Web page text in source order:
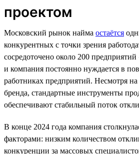
проектом
Московский рынок найма остаётся
конкурентных с точки зрения
сосредоточено около 200
и компания постоянно нуждается в
работниках предприятий. Несмотря
бренда, стандартные инструменты
обеспечивают стабильный поток
В конце 2024 года компания
факторами: низким количеством
конкуренции за массовых